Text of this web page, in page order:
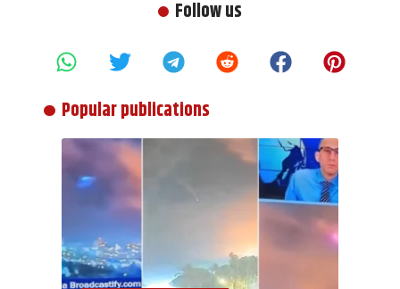
Follow us
Popular publications